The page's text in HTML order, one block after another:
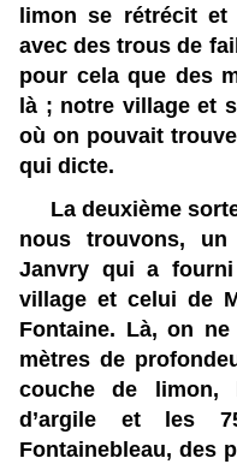
limon se rétrécit
avec des trous de
pour cela que des
là ; notre village et
où on pouvait
qui dicte.
La deuxième
nous trouvons,
Janvry qui a
village et celui de
Fontaine. Là, on
mètres de
couche de limon,
d’argile et les
Fontainebleau, des